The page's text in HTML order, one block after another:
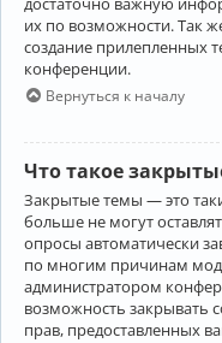
их по возможности. Так
создание прилепленных
конференции.
Вернуться к началу
Что такое
Закрытые темы — это
больше не могут
опросы автоматически
по многим причинам
администратором
возможность закрывать
прав, предоставленных